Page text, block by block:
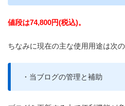
値段は74,800円(税込)。
ちなみに現在の主な使用用途は次の
・当ブログの管理と補助